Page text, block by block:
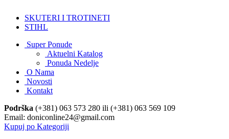
SKUTERI I TROTINETI
STIHL
Super Ponude
Aktuelni Katalog
Ponuda Nedelje
O Nama
Novosti
Kontakt
Podrška (+381) 063 573 280 ili (+381) 063 569 109
Email: doniconline24@gmail.com
Kupuj po Kategoriji